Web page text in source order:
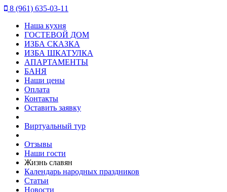
8 (961) 635-03-11
Наша кухня
ГОСТЕВОЙ ДОМ
ИЗБА СКАЗКА
ИЗБА ШКАТУЛКА
АПАРТАМЕНТЫ
БАНЯ
Наши цены
Оплата
Контакты
Оставить заявку
Виртуальный тур
Отзывы
Наши гости
Жизнь славян
Календарь народных праздников
Статьи
Новости